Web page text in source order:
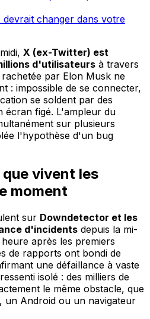
devrait changer dans votre
X (ex-Twitter) est
d'utilisateurs à travers
par Elon Musk ne
: impossible de se connecter,
se soldent par des
écran figé. L'ampleur du
sur plusieurs
l'hypothèse d'un bug
vivent les
moment
sur Downdetector et les
d'incidents depuis la mi-
après les premiers
de rapports ont bondi de
une défaillance à vaste
isolé : des milliers de
le même obstacle, que
un Android ou un navigateur